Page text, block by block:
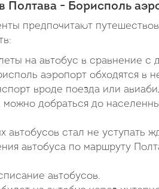
Полтава - Борисполь
предпочитают
на автобус в сравнение с
аэропорт обходятся в
вроде поезда или
добраться до
автобусов стал не уступать
автобуса по маршруту
автобусов.